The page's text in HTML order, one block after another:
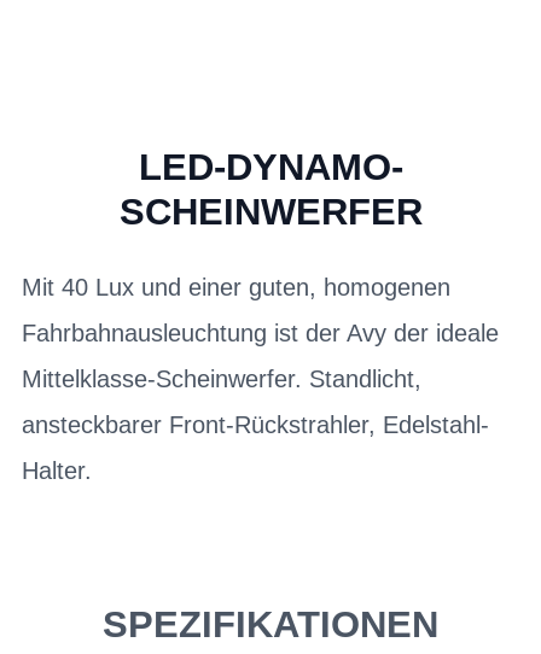
LED-DYNAMO-
SCHEINWERFER
Mit 40 Lux und einer guten, homogenen
Fahrbahnausleuchtung ist der Avy der ideale
Mittelklasse-Scheinwerfer. Standlicht,
ansteckbarer Front-Rückstrahler, Edelstahl-
Halter.
SPEZIFIKATIONEN